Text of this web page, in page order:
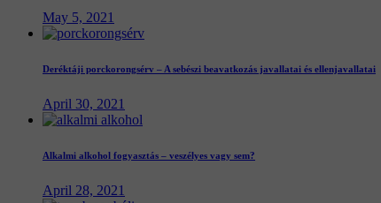
May 5, 2021
Deréktáji porckorongsérv – A sebészi beavatkozás javallatai és ellenjavallatai
April 30, 2021
Alkalmi alkohol fogyasztás – veszélyes vagy sem?
April 28, 2021